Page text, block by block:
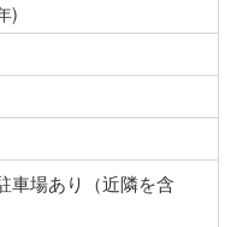
)
車場あり（近隣を含